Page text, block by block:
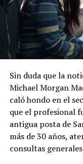
Sin duda que la
Michael Morgan
caló hondo en el
que el profesional
antigua posta de
más de 30 años,
consultas